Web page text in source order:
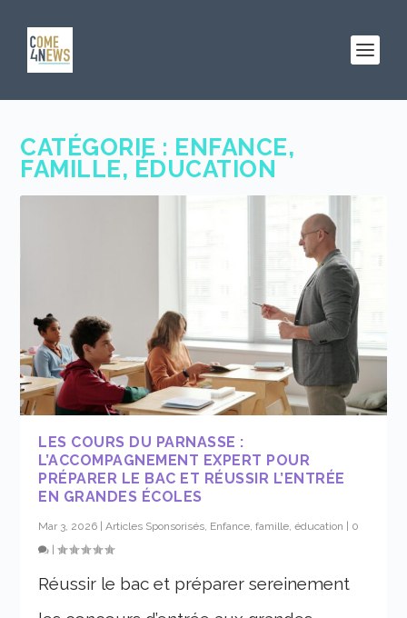
CATÉGORIE : ENFANCE,
FAMILLE, ÉDUCATION
LES COURS DU PARNASSE :
L’ACCOMPAGNEMENT EXPERT POUR
PRÉPARER LE BAC ET RÉUSSIR L’ENTRÉE
EN GRANDES ÉCOLES
Mar 3, 2026 |Articles Sponsorisés Enfance, famille, éducation | 0
|
Réussir le bac et préparer sereinement